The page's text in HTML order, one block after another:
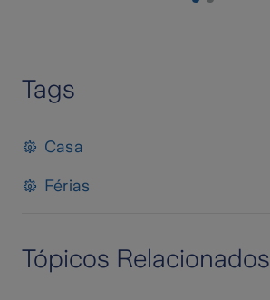
Tags
Casa
Férias
Tópicos Relacionados